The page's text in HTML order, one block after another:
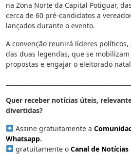
na Zona Norte da Capital Potiguar,
cerca de 60 pré-candidatos a
lançados durante o evento.
A convenção reunirá líderes
das duas legendas, que se
propostas e engajar o eleitorado
Quer receber notícias úteis,
divertidas?
Assine gratuitamente a
Whatsapp.
gratuitamente o Canal de Notícias